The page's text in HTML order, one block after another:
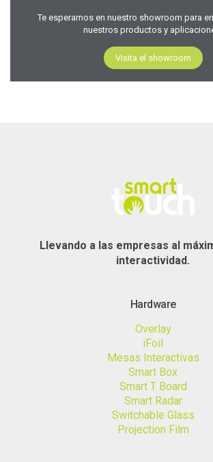
Te esperamos en nuestro showroom para
nuestros productos y
Visita el showroom
Llevando a las empresas al
interactividad.
Hardware
Overlay
iFoil
Mesas Interactivas
Smart Box
Smart T Board
Smart Radar
Switchable Glass
Projection Film